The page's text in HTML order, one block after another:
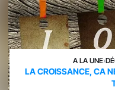
A LA UNE›
LA CROISSANCE, CA